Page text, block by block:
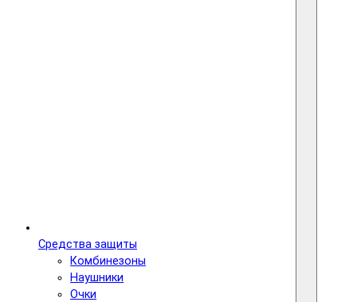
Средства защиты
Комбинезоны
Наушники
Очки